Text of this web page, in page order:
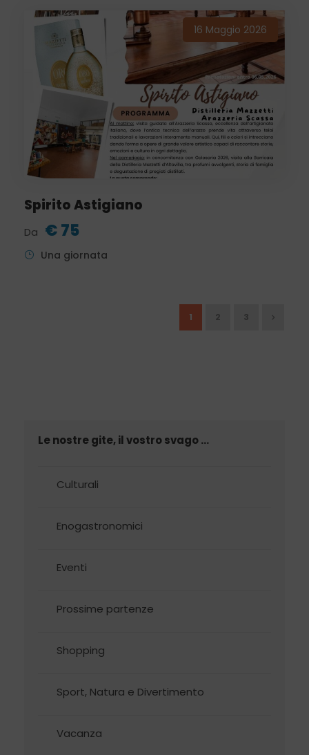
16 Maggio 2026
Spirito Astigiano
Da € 75
Una giornata
1 2 3
Le nostre gite, il vostro svago …
Culturali
Enogastronomici
Eventi
Prossime partenze
Shopping
Sport, Natura e Divertimento
Vacanza